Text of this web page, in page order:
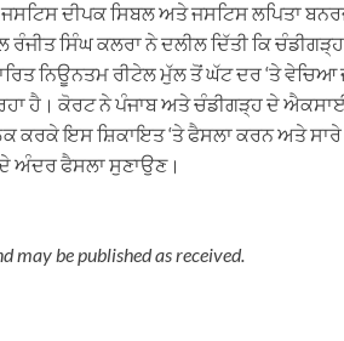
ਦੀਪਕ ਸਿਬਲ ਅਤੇ ਜਸਟਿਸ ਲਪਿਤਾ
ਸਿੰਘ ਕਲਰਾ ਨੇ ਦਲੀਲ ਦਿੱਤੀ ਕਿ
ਨਿਊਨਤਮ ਰੀਟੇਲ ਮੁੱਲ ਤੋਂ ਘੱਟ ਦਰ ‘ਤੇ ਵੇਚਿਆ
ਹੈ। ਕੋਰਟ ਨੇ ਪੰਜਾਬ ਅਤੇ ਚੰਡੀਗੜ੍ਹ ਦੇ
ਕਰਕੇ ਇਸ ਸ਼ਿਕਾਇਤ ‘ਤੇ ਫੈਸਲਾ ਕਰਨ ਅਤੇ ਸਾਰੇ
ਅੰਦਰ ਫੈਸਲਾ ਸੁਣਾਉਣ।
may be published as received.